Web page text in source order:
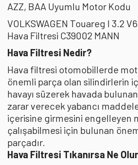
AZZ, BAA Uyumlu Motor Kodu
VOLKSWAGEN Touareg I 3.2
Hava Filtresi C39002 MANN
Hava Filtresi Nedir?
Hava filtresi otomobillerde
önemli parça olan silindirlerin
havayı süzerek havada
zarar verecek yabancı
içerisine girmesini engelleyen
çalışabilmesi için bulunan
parçadır.
Hava Filtresi Tıkanırsa Ne